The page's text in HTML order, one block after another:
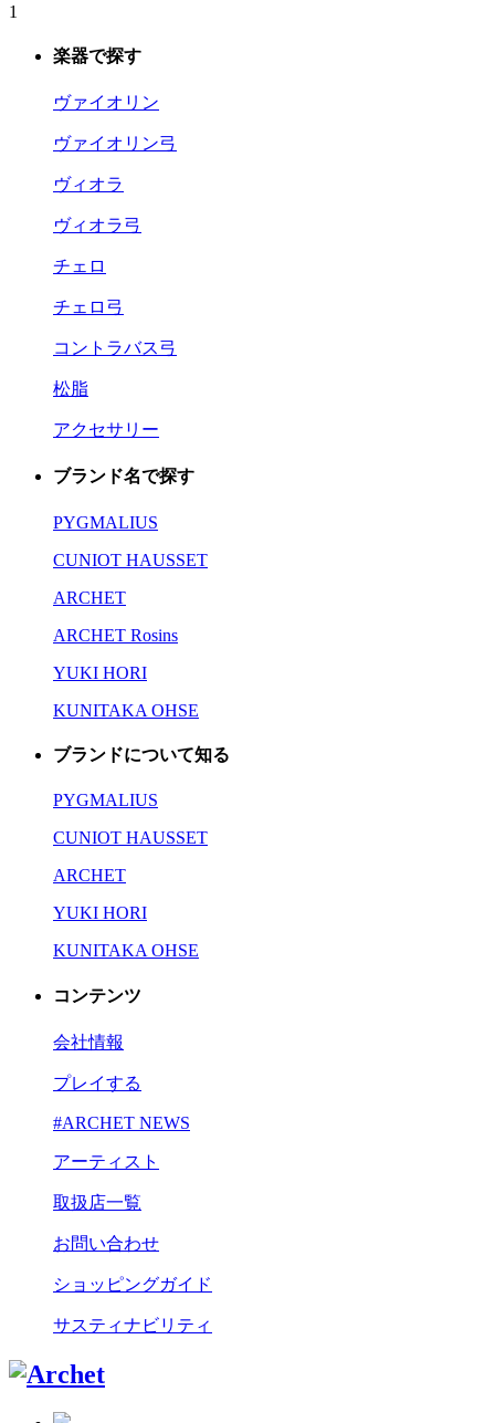
1
楽器で探す
ヴァイオリン
ヴァイオリン弓
ヴィオラ
ヴィオラ弓
チェロ
チェロ弓
コントラバス弓
松脂
アクセサリー
ブランド名で探す
PYGMALIUS
CUNIOT HAUSSET
ARCHET
ARCHET Rosins
YUKI HORI
KUNITAKA OHSE
ブランドについて知る
PYGMALIUS
CUNIOT HAUSSET
ARCHET
YUKI HORI
KUNITAKA OHSE
コンテンツ
会社情報
プレイする
#ARCHET NEWS
アーティスト
取扱店一覧
お問い合わせ
ショッピングガイド
サスティナビリティ